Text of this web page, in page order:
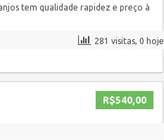
tem qualidade rapidez e preço à
281 visitas, 0 hoje
R$540,00